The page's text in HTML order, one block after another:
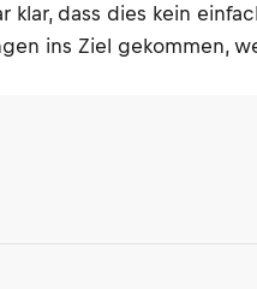
dass dies kein
ins Ziel gekommen,